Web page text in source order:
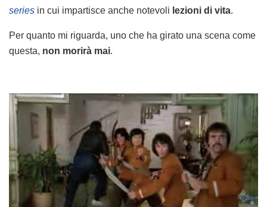
series in cui impartisce anche notevoli lezioni di vita.
Per quanto mi riguarda, uno che ha girato una scena come
questa, non morirà mai.